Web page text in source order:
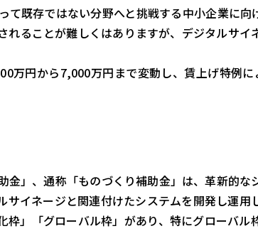
て既存ではない分野へと挑戦する中小企業に向
ることが難しくはありますが、デジタルサイ
万円から7,000万円まで変動し、賃上げ特例
金」、通称「ものづくり補助金」は、革新的
サイネージと関連付けたシステムを開発し運用
」「グローバル枠」があり、特にグローバル